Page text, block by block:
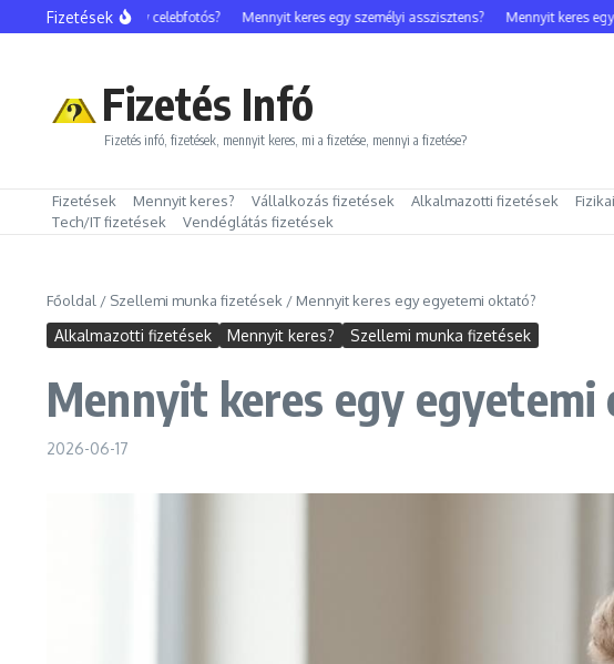
Ugrás a tartalomhoz
Fizetések
Mennyit keres egy celebfotós? Mennyit keres egy személyi asszisztens? Mennyit keres egy
Fizetés Infó
Fizetés infó, fizetések, mennyit keres, mi a fizetése, mennyi a fizetése?
Fizetések Mennyit keres? Vállalkozás fizetések Alkalmazotti fizetések
Tech/IT fizetések
Vendéglátás fizetések
Főoldal / Szellemi munka fizetések / Mennyit keres egy egyetemi oktató?
Alkalmazotti fizetések Mennyit keres? Szellemi munka fizetések
Mennyit keres egy egyetemi
2026-06-17